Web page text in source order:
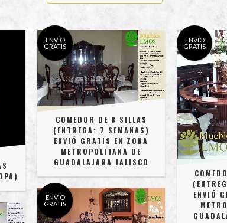
ENVÍO
GRATIS
COMEDOR DE 8 SILLAS
(ENTREGA: 7 SEMANAS)
ENVIÓ GRATIS EN ZONA
METROPOLITANA DE
GUADALAJARA JALISCO
ENVÍO
GRATIS
ENVIÓ
ENVÍO
GRATIS